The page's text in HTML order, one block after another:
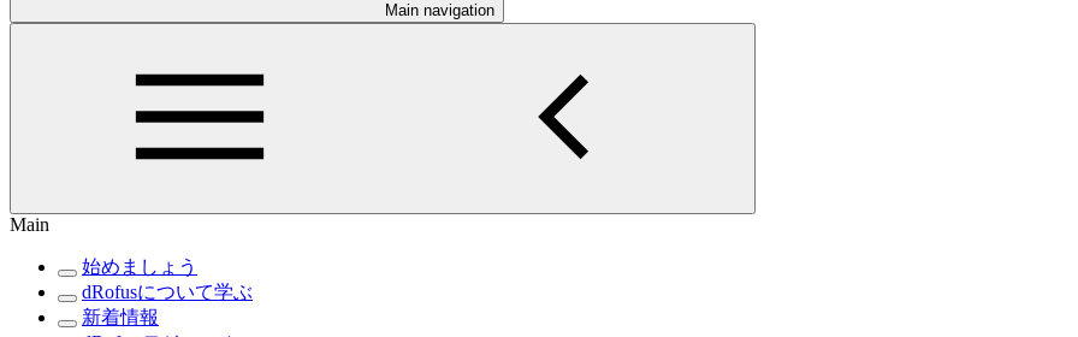
Main navigation
Main
始めましょう
dRofusについて学ぶ
新着情報